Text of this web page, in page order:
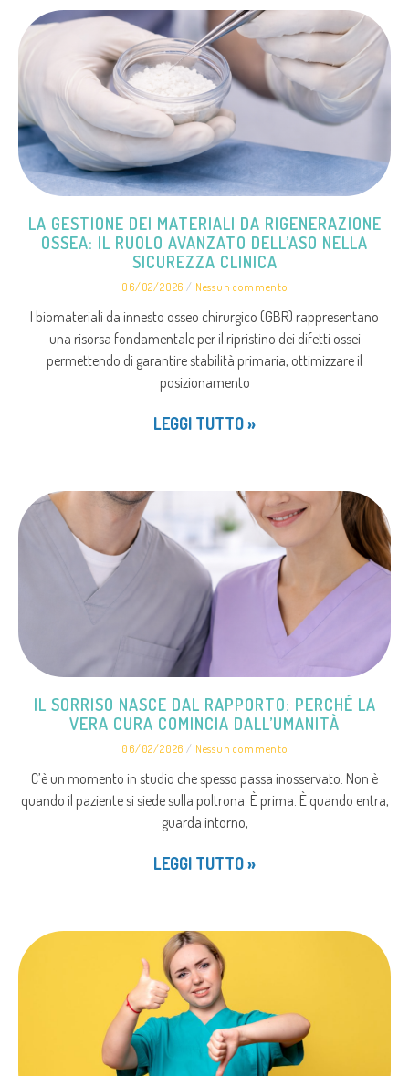
LA GESTIONE DEI MATERIALI DA RIGENERAZIONE
OSSEA: IL RUOLO AVANZATO DELL’ASO NELLA
SICUREZZA CLINICA
06/02/2026 Nessun commento
I biomateriali da innesto osseo chirurgico (GBR) rappresentano
una risorsa fondamentale per il ripristino dei difetti ossei
permettendo di garantire stabilità primaria, ottimizzare il
posizionamento
LEGGI TUTTO »
IL SORRISO NASCE DAL RAPPORTO: PERCHÉ LA
VERA CURA COMINCIA DALL’UMANITÀ
06/02/2026 Nessun commento
C’è un momento in studio che spesso passa inosservato. Non è
quando il paziente si siede sulla poltrona. È prima. È quando entra,
guarda intorno,
LEGGI TUTTO »